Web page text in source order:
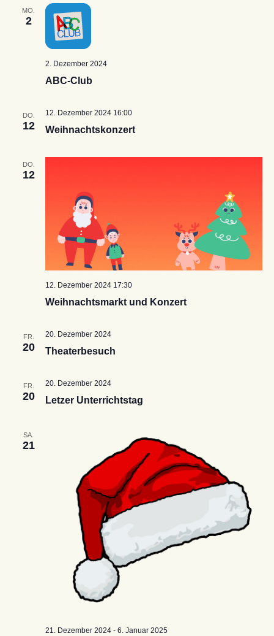
MO.
2
ABC-Club
2. Dezember 2024
DO.
12 Weihnachtskonzert
12. Dezember 2024 16:00
DO.
12
Weihnachtsmarkt und Konzert
12. Dezember 2024 17:30
FR.
20 Theaterbesuch
20. Dezember 2024
FR.
20 Letzer Unterrichtstag
20. Dezember 2024
SA.
21
21. Dezember 2024- 6. Januar 2025